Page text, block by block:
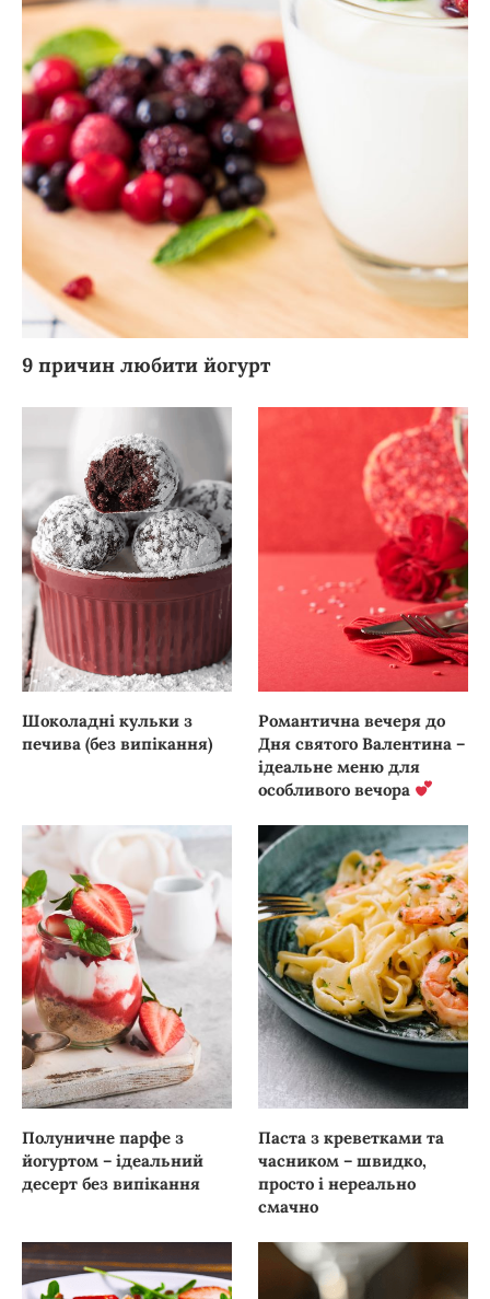
9 причин любити йогурт
Шоколадні кульки з
печива (без випікання)
Романтична вечеря до
Дня святого Валентина –
ідеальне меню для
особливого вечора
Полуничне парфе з
йогуртом – ідеальний
десерт без випікання
Паста з креветками та
часником – швидко,
просто і нереально
смачно